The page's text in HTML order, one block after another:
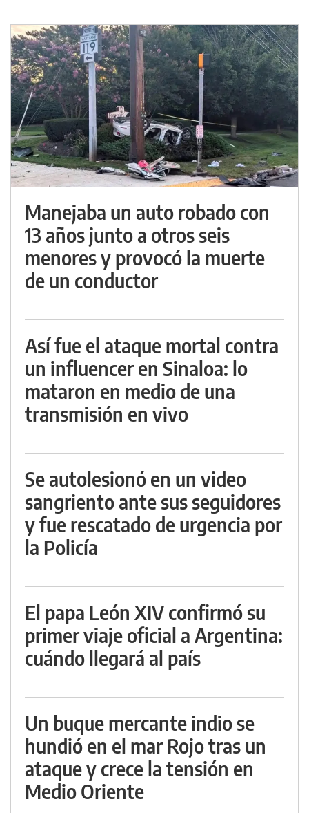
Manejaba un auto robado con
13 años junto a otros seis
menores y provocó la muerte
de un conductor
Así fue el ataque mortal contra
un influencer en Sinaloa: lo
mataron en medio de una
transmisión en vivo
Se autolesionó en un video
sangriento ante sus seguidores
y fue rescatado de urgencia por
la Policía
El papa León XIV confirmó su
primer viaje oficial a Argentina:
cuándo llegará al país
Un buque mercante indio se
hundió en el mar Rojo tras un
ataque y crece la tensión en
Medio Oriente